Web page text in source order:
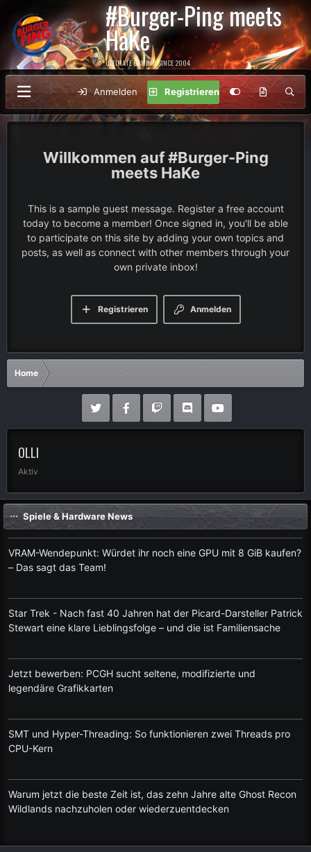
#Burger-Ping meets
HaKe
ULTIMATE GAMING SINCE 2004
Anmelden Registrieren
#Burger-Ping
meets HaKe
This is a sample guest message. Register a free account
today to become a member! Once signed in, you'll be able
to participate on this site by adding your own topics and
posts, as well as connect with other members through your
own private inbox!
Anmelden
Registrieren
Home
OLLI
Aktiv
Spiele & Hardware News
VRAM-Wendepunkt: Würdet ihr noch eine GPU mit 8 GiB kaufen?
– Das sagt das Team!
Star Trek - Nach fast 40 Jahren hat der Picard-Darsteller Patrick
Stewart eine klare Lieblingsfolge – und die ist Familiensache
Jetzt bewerben: PCGH sucht seltene, modifizierte und
legendäre Grafikkarten
SMT und Hyper-Threading: So funktionieren zwei Threads pro
CPU-Kern
Warum jetzt die beste Zeit ist, das zehn Jahre alte Ghost Recon
Wildlands nachzuholen oder wiederzuentdecken